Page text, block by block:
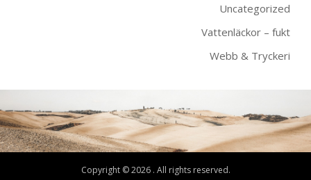
Uncategorized
Vattenläckor – fukt
Webb & Tryckeri
Copyright © 2026 . All rights reserved.